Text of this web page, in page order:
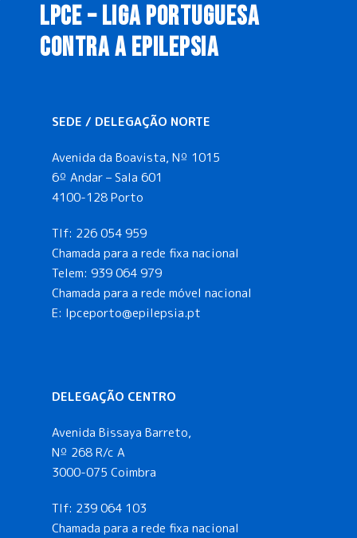
LPCE – LIGA PORTUGUESA
CONTRA A EPILEPSIA
SEDE / DELEGAÇÃO NORTE
Avenida da Boavista, Nº 1015
6º Andar – Sala 601
4100-128 Porto
Tlf: 226 054 959
Chamada para a rede fixa nacional
Telem: 939 064 979
Chamada para a rede móvel nacional
E: lpceporto@epilepsia.pt
DELEGAÇÃO CENTRO
Avenida Bissaya Barreto,
Nº 268 R/c A
3000-075 Coimbra
Tlf: 239 064 103
Chamada para a rede fixa nacional